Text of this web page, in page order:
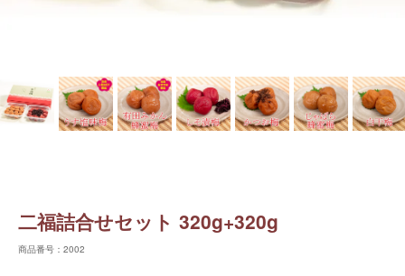
二福詰合せセット 320g+320g
商品番号：2002